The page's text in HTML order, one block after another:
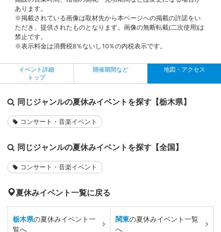
あります。
※掲載されている画像は取材先から本ページへの掲載の許諾をい
ただき、提供されたものとなります。画像の無断転載(二次使用)は
禁止です。
※表示料金は消費税8％ないし10％の内税表示です。
イベント詳細
トップ
開催期間など 地図・アクセス
同じジャンルの夏休みイベントを探す【栃木県】
コンサート・音楽イベント
同じジャンルの夏休みイベントを探す【全国】
コンサート・音楽イベント
夏休みイベント一覧に戻る
栃木県の夏休みイベント一
覧へ
関東の夏休みイベント一覧
へ